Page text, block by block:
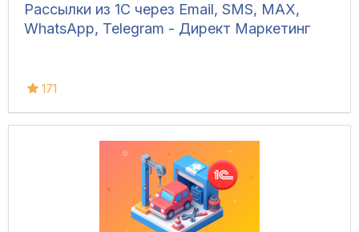
Рассылки из 1С через Email, SMS, MAX,
WhatsApp, Telegram - Директ Маркетинг
171